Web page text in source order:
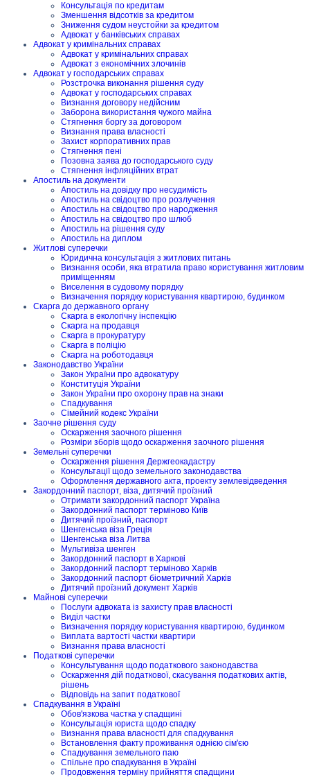
Консультація по кредитам
Зменшення відсотків за кредитом
Зниження судом неустойки за кредитом
Адвокат у банківських справах
Адвокат у кримінальних справах
Адвокат у кримінальних справах
Адвокат з економічних злочинів
Адвокат у господарських справах
Розстрочка виконання рішення суду
Адвокат у господарських справах
Визнання договору недійсним
Заборона використання чужого майна
Стягнення боргу за договором
Визнання права власності
Захист корпоративних прав
Стягнення пені
Позовна заява до господарського суду
Стягнення інфляційних втрат
Апостиль на документи
Апостиль на довідку про несудимість
Апостиль на свідоцтво про розлучення
Апостиль на свідоцтво про народження
Апостиль на свідоцтво про шлюб
Апостиль на рішення суду
Апостиль на диплом
Житлові суперечки
Юридична консультація з житлових питань
Визнання особи, яка втратила право користування житловим
приміщенням
Виселення в судовому порядку
Визначення порядку користування квартирою, будинком
Скарга до державного органу
Скарга в екологічну інспекцію
Скарга на продавця
Скарга в прокуратуру
Скарга в поліцію
Скарга на роботодавця
Законодавство України
Закон України про адвокатуру
Конституція України
Закон України про охорону прав на знаки
Спадкування
Сімейний кодекс України
Заочне рішення суду
Оскарження заочного рішення
Розміри зборів щодо оскарження заочного рішення
Земельні суперечки
Оскарження рішення Держгеокадастру
Консультації щодо земельного законодавства
Оформлення державного акта, проекту землевідведення
Закордонний паспорт, віза, дитячий проїзний
Отримати закордонний паспорт Україна
Закордонний паспорт терміново Київ
Дитячий проїзний, паспорт
Шенгенська віза Греція
Шенгенська віза Литва
Мультивіза шенген
Закордонний паспорт в Харкові
Закордонний паспорт терміново Харків
Закордонний паспорт біометричний Харків
Дитячий проїзний документ Харків
Майнові суперечки
Послуги адвоката із захисту прав власності
Виділ частки
Визначення порядку користування квартирою, будинком
Виплата вартості частки квартири
Визнання права власності
Податкові суперечки
Консультування щодо податкового законодавства
Оскарження дій податкової, скасування податкових актів,
рішень
Відповідь на запит податкової
Спадкування в Україні
Обов'язкова частка у спадщині
Консультація юриста щодо спадку
Визнання права власності для спадкування
Встановлення факту проживання однією сім'єю
Спадкування земельного паю
Спільне про спадкування в Україні
Продовження терміну прийняття спадщини